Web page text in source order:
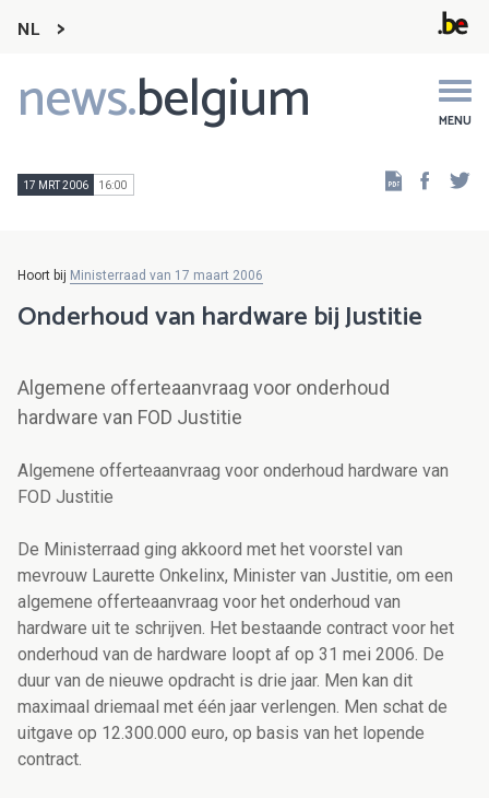
NL
news.belgium MENU
Main
navigation
17 MRT 2006 16:00
Hoort bij Ministerraad van 17 maart 2006
Onderhoud van hardware bij Justitie
Algemene offerteaanvraag voor onderhoud
hardware van FOD Justitie
Algemene offerteaanvraag voor onderhoud hardware van
FOD Justitie
De Ministerraad ging akkoord met het voorstel van
mevrouw Laurette Onkelinx, Minister van Justitie, om een
algemene offerteaanvraag voor het onderhoud van
hardware uit te schrijven. Het bestaande contract voor het
onderhoud van de hardware loopt af op 31 mei 2006. De
duur van de nieuwe opdracht is drie jaar. Men kan dit
maximaal driemaal met één jaar verlengen. Men schat de
uitgave op 12.300.000 euro, op basis van het lopende
contract.